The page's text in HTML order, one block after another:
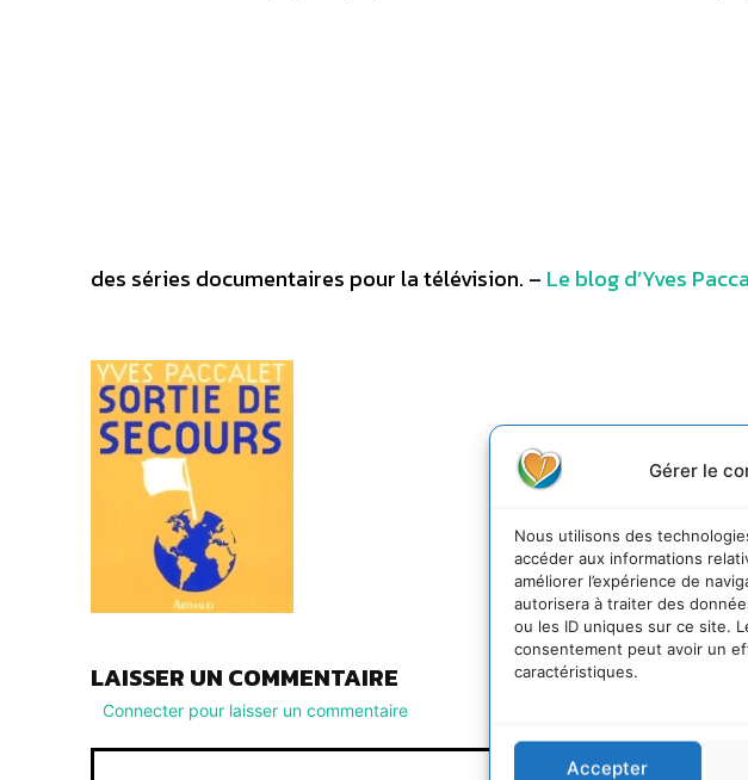
Gérer le
Nous utilisons des
accéder aux informations
améliorer l’expérience de
autorisera à traiter des
ou les ID uniques sur ce site.
consentement peut avoir un
caractéristiques.
Accepter
des séries documentaires pour la télévision. – Le blog d’Yves
LAISSER UN COMMENTAIRE
Connecter pour laisser un commentaire